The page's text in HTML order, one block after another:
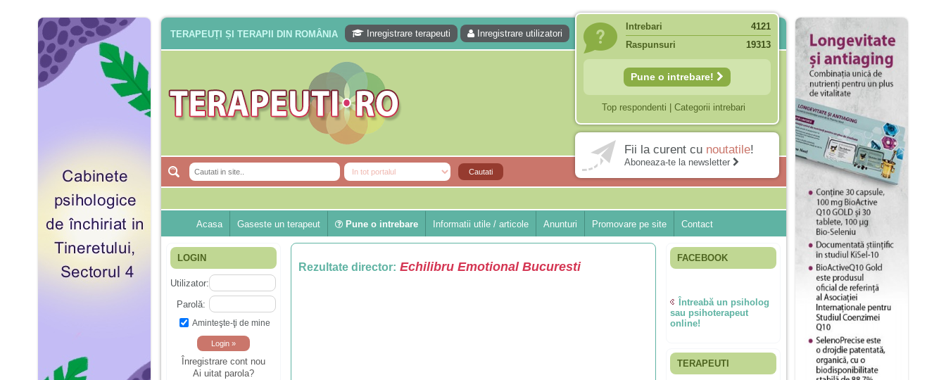
TERAPEUȚI ȘI TERAPII DIN ROMÂNIA Inregistrare terapeuti Inregistrare utilizatori
Intrebari
4121
Raspunsuri
19313
Pune o intrebare!
Top respondenti Categorii intrebari
Fii la curent cu noutatile!
Aboneaza-te la newsletter
Acasa Gaseste un terapeut Pune o intrebare Informatii utile / articole Anunturi Promovare pe site Contact
LOGIN
Utilizator:
Parolă:
Aminteşte-ţi de mine
Înregistrare cont nou
Ai uitat parola?
Rezultate director: Echilibru Emotional Bucuresti
FACEBOOK
Întreabă un psiholog
sau psihoterapeut
online!
TERAPEUTI